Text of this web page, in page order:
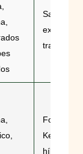
Sabor
tradicional
Foco em
Kerman e
híbridos